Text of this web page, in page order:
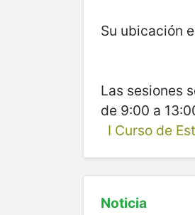
Su ubicación
Las sesiones
de 9:00 a
I Curso de
Noticia